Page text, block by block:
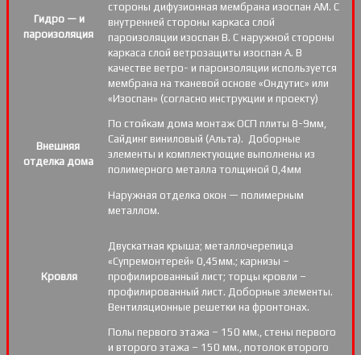
Гидро — и
пароизоляция
стороны дифузионная мембрана изоспан АМ. С
внутренней стороны каркаса слой
пароизоляции изоспан В. С наружной стороны
каркаса слой ветрозащиты изоспан А. В
качестве ветро- и пароизоляции используется
мембрана на тканевой основе «Ондутис» или
«Изоспан» (согласно инструкции и проекту)
Внешняя
отделка дома
По стойкам дома монтаж ОСП плиты 8-9мм,
Сайдинг виниловый (Альта). Доборные
элементы и комплектующие выполнены из
полимерного металла толщиной 0,4мм
Наружная отделка окон — полимерным
металлом.
Кровля
Двускатная крыша; металлочерепица
«Супремонтерей» 0,45мм.; карнизы –
профилированный лист; торцы кровли –
профилированный лист. Доборные элементы.
Вентиляционные решетки на фронтонах.
Полы первого этажа – 150 мм., стены первого
и второго этажа – 150 мм., потолок второго